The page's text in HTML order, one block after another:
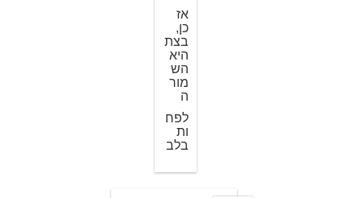
אז
כן,
בצת
היא
הש
מור
ה
לפח
ות
בלב